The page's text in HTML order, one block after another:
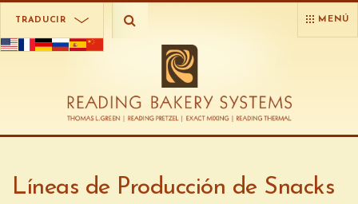
TRADUCIR MENÚ
Líneas de Producción de Snacks